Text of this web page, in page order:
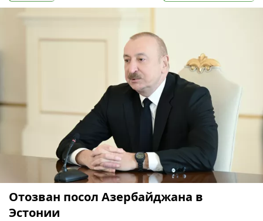
Отозван посол Азербайджана в
Эстонии